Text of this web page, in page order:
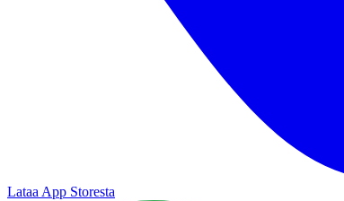
Lataa App Storesta